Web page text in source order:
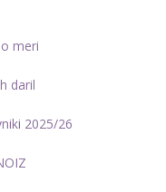
meri
daril
2025/26